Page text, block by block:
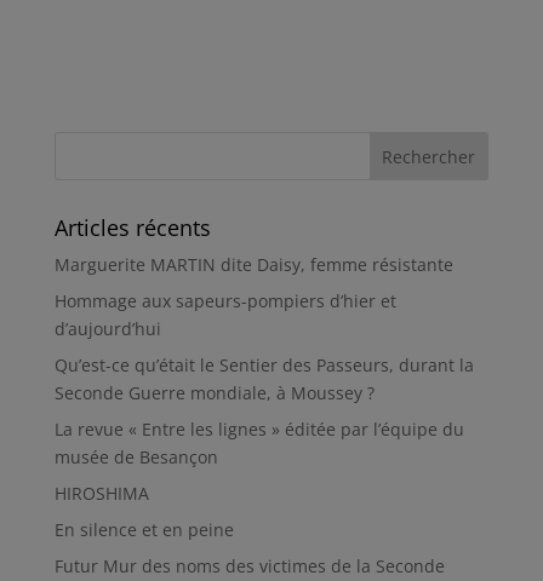
Articles récents
Marguerite MARTIN dite Daisy, femme résistante
Hommage aux sapeurs-pompiers d’hier et
d’aujourd’hui
Qu’est-ce qu’était le Sentier des Passeurs, durant la
Seconde Guerre mondiale, à Moussey ?
La revue « Entre les lignes » éditée par l’équipe du
musée de Besançon
HIROSHIMA
En silence et en peine
Futur Mur des noms des victimes de la Seconde